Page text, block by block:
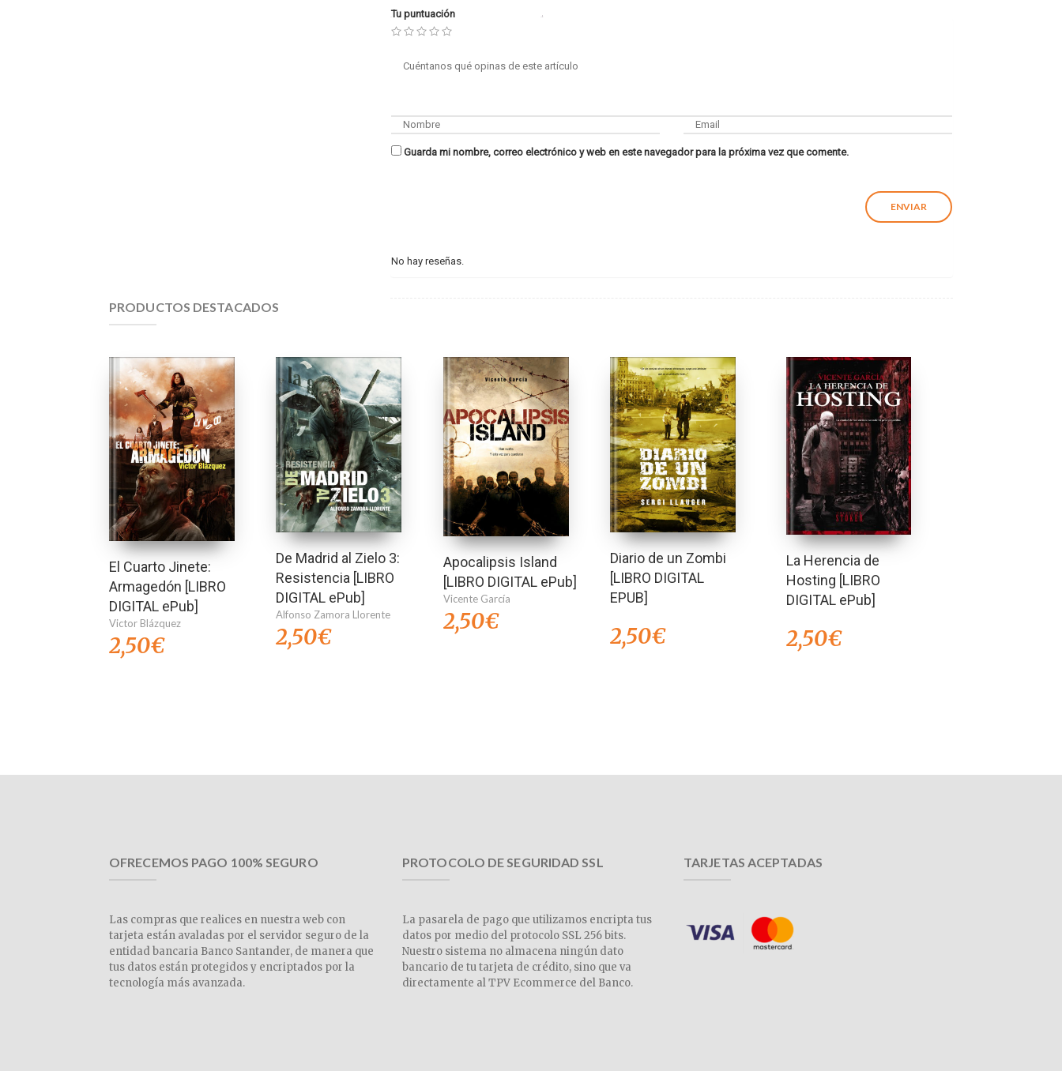
Tu puntuación
Guarda mi nombre, correo electrónico y web en este navegador para la próxima vez que comente.
No hay reseñas.
PRODUCTOS DESTACADOS
El Cuarto Jinete:
Armagedón [LIBRO
DIGITAL ePub]
Victor Blázquez
2,50€
De Madrid al Zielo 3:
Resistencia [LIBRO
DIGITAL ePub]
Alfonso Zamora Llorente
2,50€
Apocalipsis Island
[LIBRO DIGITAL ePub]
Vicente García
2,50€
Diario de un Zombi
[LIBRO DIGITAL
EPUB]
2,50€
La Herencia de
Hosting [LIBRO
DIGITAL ePub]
2,50€
OFRECEMOS PAGO 100% SEGURO
Las compras que realices en nuestra web con
tarjeta están avaladas por el servidor seguro de la
entidad bancaria Banco Santander, de manera que
tus datos están protegidos y encriptados por la
tecnología más avanzada.
PROTOCOLO DE SEGURIDAD SSL
La pasarela de pago que utilizamos encripta tus
datos por medio del protocolo SSL 256 bits.
Nuestro sistema no almacena ningún dato
bancario de tu tarjeta de crédito, sino que va
directamente al TPV Ecommerce del Banco.
TARJETAS ACEPTADAS